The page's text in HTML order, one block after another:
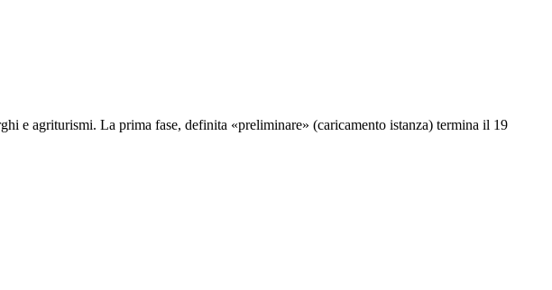
e agriturismi. La prima fase, definita «preliminare» (caricamento istanza) termina il 19